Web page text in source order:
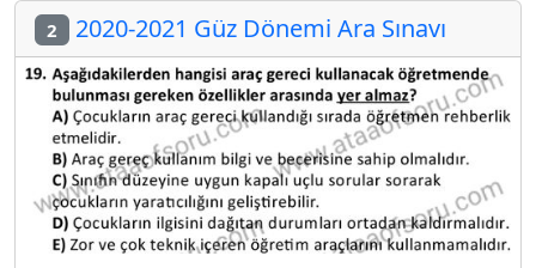
2 2020-2021 Güz Dönemi Ara Sınavı